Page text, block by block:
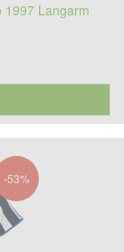
1997 Langarm
-53%